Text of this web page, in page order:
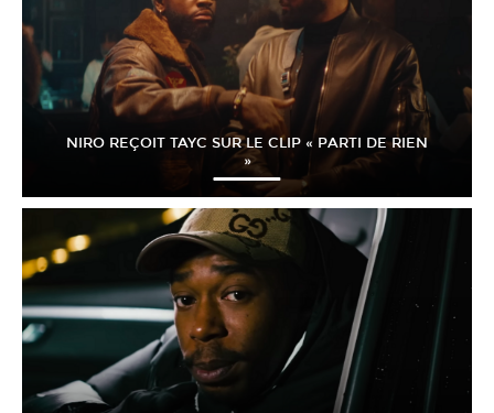
NIRO REÇOIT TAYC SUR LE CLIP « PARTI DE RIEN
»